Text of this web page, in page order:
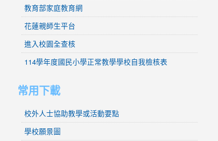
教育部家庭教育網
花蓮親師生平台
進入校園全查核
114學年度國民小學正常教學學校自我檢核表
常用下載
校外人士協助教學或活動要點
學校願景圖